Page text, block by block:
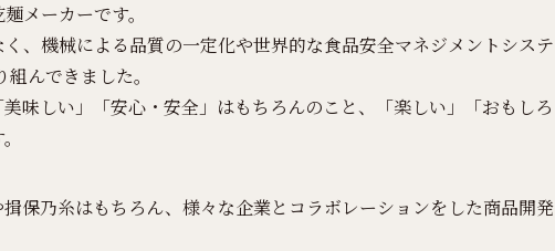
メーカーです。
、機械による品質の一定化や世界的な食品安全マネジメントシステ
んできました。
味しい」「安心・安全」はもちろんのこと、「楽しい」「おもしろ
保乃糸はもちろん、様々な企業とコラボレーションをした商品開発